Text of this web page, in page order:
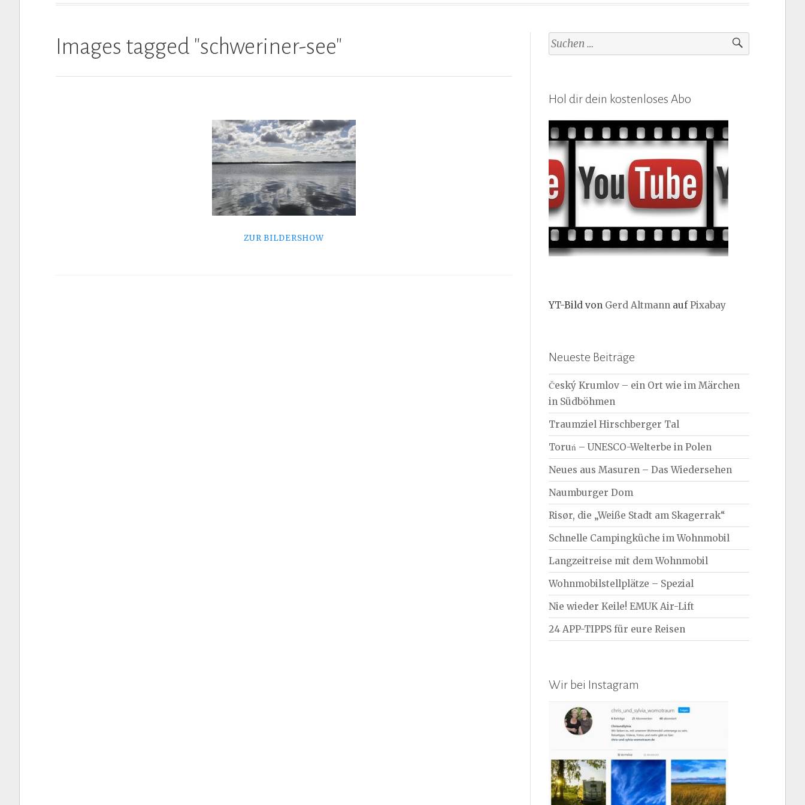
Images tagged "schweriner-see"
ZUR BILDERSHOW
Suchen
nach:
Hol dir dein kostenloses Abo
YT-Bild von Gerd Altmann aufPixabay
Neueste Beiträge
Český Krumlov – ein Ort wie im Märchen
in Südböhmen
Traumziel Hirschberger Tal
Toruń – UNESCO-Welterbe in Polen
Neues aus Masuren – Das Wiedersehen
Naumburger Dom
Risør, die „Weiße Stadt am Skagerrak“
Schnelle Campingküche im Wohnmobil
Langzeitreise mit dem Wohnmobil
Wohnmobilstellplätze – Spezial
Nie wieder Keile! EMUK Air-Lift
24 APP-TIPPS für eure Reisen
Wir bei Instagram